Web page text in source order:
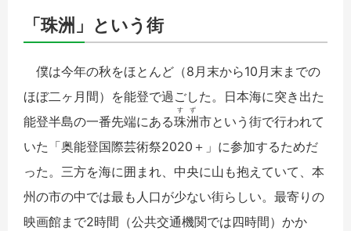
「珠洲」という街
僕は今年の秋をほとんど（8月末から10月末までの
ほぼ二ヶ月間）を能登で過ごした。日本海に突き出た
能登半島の一番先端にある珠洲
すず
市という街で行われて
いた「奥能登国際芸術祭2020＋」に参加するためだ
った。三方を海に囲まれ、中央に山も抱えていて、本
州の市の中では最も人口が少ない街らしい。最寄りの
映画館まで2時間（公共交通機関では四時間）かか